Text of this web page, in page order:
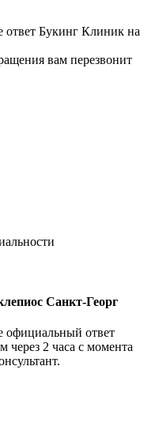
ответ Букинг Клиник на
вам перезвонит
Санкт-Георг
официальный ответ
2 часа с момента